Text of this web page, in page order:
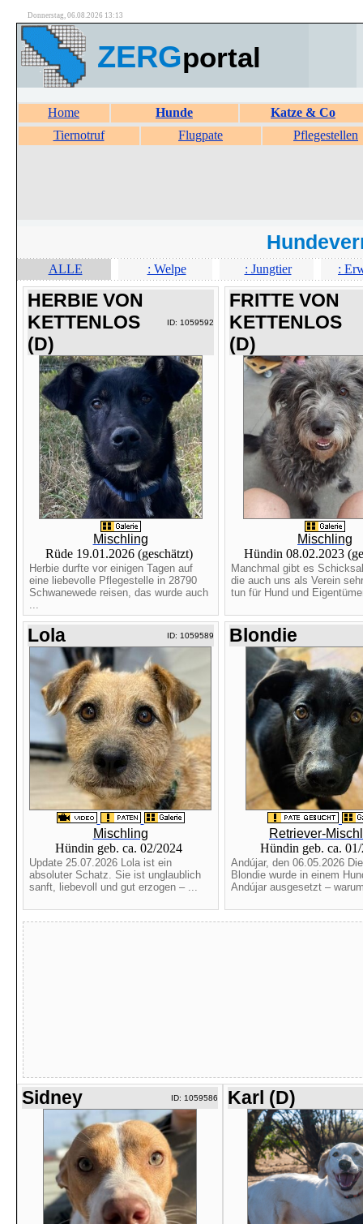
Donnerstag, 06.08.2026 13:13
ZERGportal
Home Hunde
Katze & Co
Tiernotruf
Flugpate Pflegestellen
ALLE : Welpe : Jungtier :
HERBIE VON
KETTENLOS
(D)
ID: 1059592
Mischling
Rüde 19.01.2026 (geschätzt)
Herbie durfte vor einigen Tagen auf
eine liebevolle Pflegestelle in 28790
Schwanewede reisen, das wurde auch
...
FRITTE VON
KETTENLOS
(D)
Mischling
Hündin 08.02.2023
Manchmal gibt es
die auch uns als Verein
tun für Hund und
Lola ID: 1059589
Mischling
Hündin geb. ca. 02/2024
Update 25.07.2026 Lola ist ein
absoluter Schatz. Sie ist unglaublich
sanft, liebevoll und gut erzogen – ...
Blondie
Retriever-
Hündin geb. ca.
Andújar, den 06.05.2026
Blondie wurde in einem
Andújar ausgesetzt –
Sidney ID: 1059586 Karl (D)